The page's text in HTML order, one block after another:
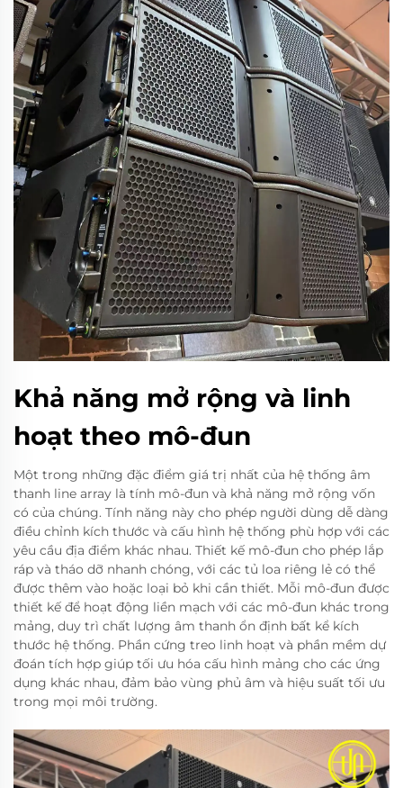
Khả năng mở rộng và linh
hoạt theo mô-đun
Một trong những đặc điểm giá trị nhất của hệ thống âm
thanh line array là tính mô-đun và khả năng mở rộng vốn
có của chúng. Tính năng này cho phép người dùng dễ dàng
điều chỉnh kích thước và cấu hình hệ thống phù hợp với các
yêu cầu địa điểm khác nhau. Thiết kế mô-đun cho phép lắp
ráp và tháo dỡ nhanh chóng, với các tủ loa riêng lẻ có thể
được thêm vào hoặc loại bỏ khi cần thiết. Mỗi mô-đun được
thiết kế để hoạt động liền mạch với các mô-đun khác trong
mảng, duy trì chất lượng âm thanh ổn định bất kể kích
thước hệ thống. Phần cứng treo linh hoạt và phần mềm dự
đoán tích hợp giúp tối ưu hóa cấu hình mảng cho các ứng
dụng khác nhau, đảm bảo vùng phủ âm và hiệu suất tối ưu
trong mọi môi trường.